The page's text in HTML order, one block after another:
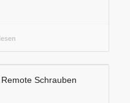
Schrauben